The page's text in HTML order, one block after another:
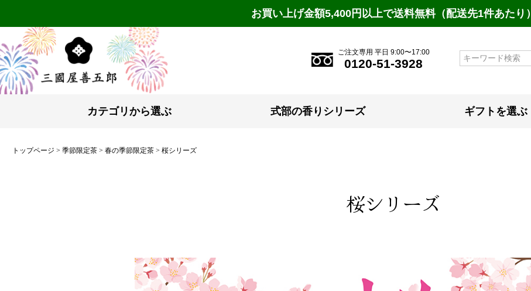
お買い上げ金額5,400円以上で送料無料（配送先1件あたり）
ご注文専用 平日 9:00〜17:00
0120-51-3928
カテゴリから選ぶ 式部の香りシリーズ ギフトを選ぶ
トップページ 季節限定茶 春の季節限定茶 桜シリーズ
桜シリーズ